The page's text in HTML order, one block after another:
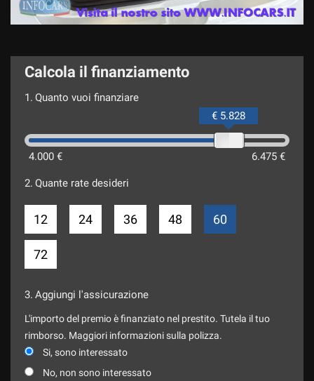
Calcola il finanziamento
1. Quanto vuoi finanziare
4.000 € 6.475 €
€ 5.828
2. Quante rate desideri
12 24 36 48 60
72
3. Aggiungi l'assicurazione
L'importo del premio è finanziato nel prestito. Tutela il tuo
rimborso. Maggiori informazioni sulla polizza.
Si, sono interessato
No, non sono interessato